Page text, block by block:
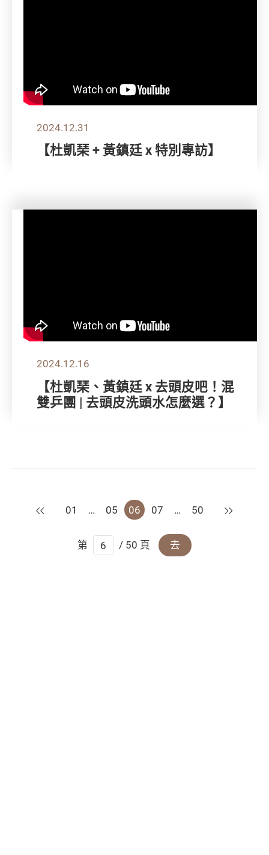
2024.12.31
【杜凱琹 + 黃鎮廷 x 特別專訪】
2024.12.16
【杜凱琹、黃鎮廷 x 去頭皮吧！混
雙乒團 | 去頭皮洗頭水怎麼選？】
上一頁
01 … 05 06 07 … 50 下一頁
第 / 50 頁 去